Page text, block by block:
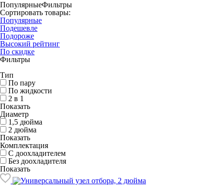
ПопулярныеФильтры
Сортировать товары:
Популярные
Подешевле
Подороже
Высокий рейтинг
По скидке
Фильтры
Тип
По пару
По жидкости
2 в 1
Показать
Диаметр
1,5 дюйма
2 дюйма
Показать
Комплектация
С доохладителем
Без доохладителя
Показать